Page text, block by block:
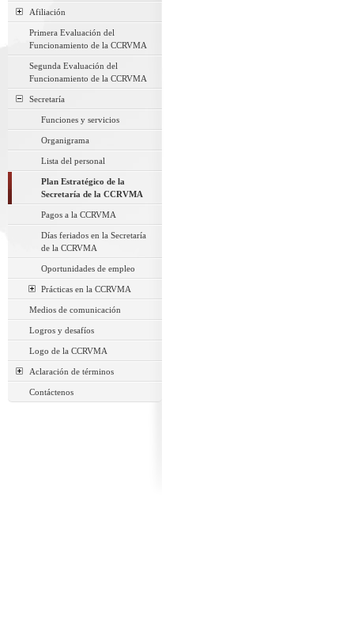
Afiliación
Primera Evaluación del
Funcionamiento de la CCRVMA
Segunda Evaluación del
Funcionamiento de la CCRVMA
Secretaría
Funciones y servicios
Organigrama
Lista del personal
Plan Estratégico de la
Secretaría de la CCRVMA
Pagos a la CCRVMA
Días feriados en la Secretaría
de la CCRVMA
Oportunidades de empleo
Prácticas en la CCRVMA
Medios de comunicación
Logros y desafíos
Logo de la CCRVMA
Aclaración de términos
Contáctenos